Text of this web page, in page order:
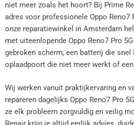
niet meer zoals het hoort? Bij Prime
adres voor professionele Oppo Reno7
onze reparatiewinkel in Amsterdam
met uiteenlopende Oppo Reno7 Pro
gebroken scherm, een batterij die snel
oplaadpoort die niet meer werkt of
Wij werken vanuit praktijkervaring en
repareren dagelijks Oppo Reno7 Pro
ze elk probleem zorgvuldig en veilig